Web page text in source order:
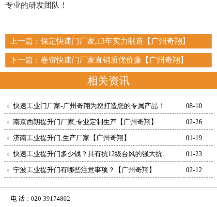
专业的研发团队！
上一篇： 保定快速门厂家,13年实力制造【广州奇翔】
下一篇： 卷帘快速门厂家直销质优价廉【广州奇翔】
相关资讯
快速工业门厂家-广州奇翔为您打造您的专属产品！ 08-10
南京西朗提升门厂家,专业定制生产【广州奇翔】 02-26
济南工业提升门,生产厂家【广州奇翔】 01-19
快速工业提升门多少钱？具有抗12级台风的强大抗力
【广州奇翔】
01-23
宁波工业提升门有哪些注意事项？【广州奇翔】 02-12
电 话：020-39174802